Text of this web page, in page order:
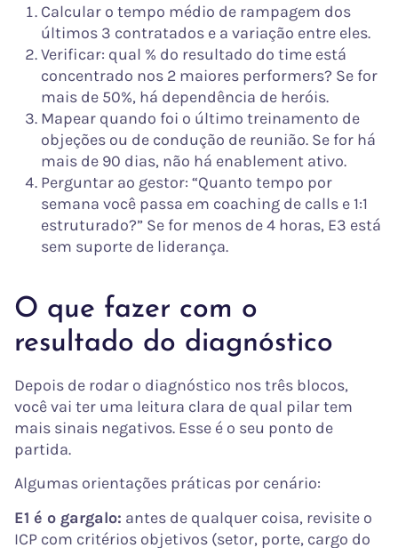
Calcular o tempo médio de rampagem dos
últimos 3 contratados e a variação entre eles.
Verificar: qual % do resultado do time está
concentrado nos 2 maiores performers? Se for
mais de 50%, há dependência de heróis.
Mapear quando foi o último treinamento de
objeções ou de condução de reunião. Se for há
mais de 90 dias, não há enablement ativo.
Perguntar ao gestor: “Quanto tempo por
semana você passa em coaching de calls e 1:1
estruturado?” Se for menos de 4 horas, E3 está
sem suporte de liderança.
O que fazer com o
resultado do diagnóstico
Depois de rodar o diagnóstico nos três blocos,
você vai ter uma leitura clara de qual pilar tem
mais sinais negativos. Esse é o seu ponto de
partida.
Algumas orientações práticas por cenário:
E1 é o gargalo: antes de qualquer coisa, revisite o
ICP com critérios objetivos (setor, porte, cargo do